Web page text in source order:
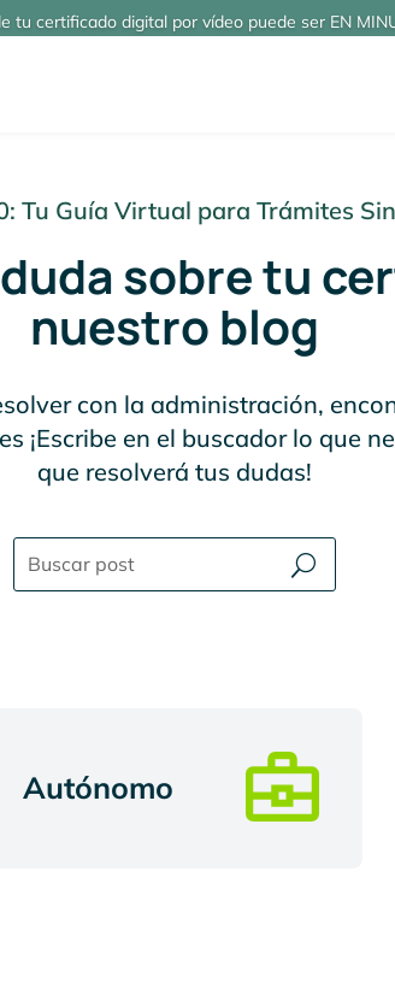
tu certificado digital por vídeo puede ser EN
Tu Guía Virtual para Trámites
sobre tu
nuestro blog
con la administración,
¡Escribe en el buscador lo que
que resolverá tus dudas!
Autónomo